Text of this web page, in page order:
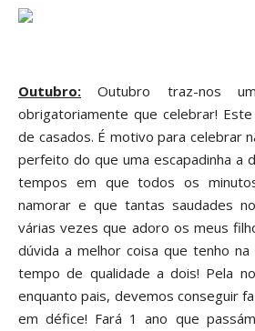
Outubro: Outubro traz-nos
obrigatoriamente que celebrar!
de casados. É motivo para celebrar
perfeito do que uma escapadinha a
tempos em que todos os
namorar e que tantas saudades
várias vezes que adoro os meus filh
dúvida a melhor coisa que tenho
tempo de qualidade a dois! Pela
enquanto pais, devemos conseguir
em défice! Fará 1 ano que